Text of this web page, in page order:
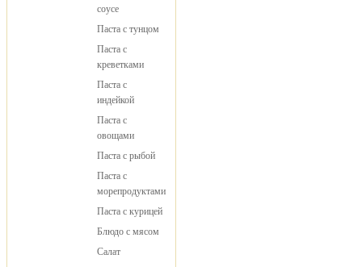
соусе
Паста с тунцом
Паста с
креветками
Паста с
индейкой
Паста с
овощами
Паста с рыбой
Паста с
морепродуктами
Паста с курицей
Блюдо с мясом
Салат